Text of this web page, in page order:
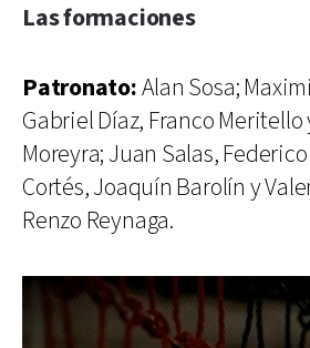
Las formaciones
Patronato:Alan Sosa;
Gabriel Díaz, Franco Meritello
Moreyra; Juan Salas,
Cortés, Joaquín Barolín y
Renzo Reynaga.